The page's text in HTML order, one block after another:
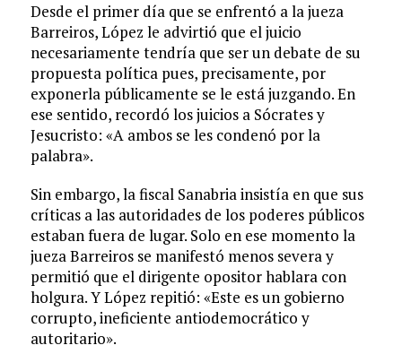
Desde el primer día que se enfrentó a la jueza
Barreiros, López le advirtió que el juicio
necesariamente tendría que ser un debate de su
propuesta política pues, precisamente, por
exponerla públicamente se le está juzgando. En
ese sentido, recordó los juicios a Sócrates y
Jesucristo: «A ambos se les condenó por la
palabra».
Sin embargo, la fiscal Sanabria insistía en que sus
críticas a las autoridades de los poderes públicos
estaban fuera de lugar. Solo en ese momento la
jueza Barreiros se manifestó menos severa y
permitió que el dirigente opositor hablara con
holgura. Y López repitió: «Este es un gobierno
corrupto, ineficiente antiodemocrático y
autoritario».